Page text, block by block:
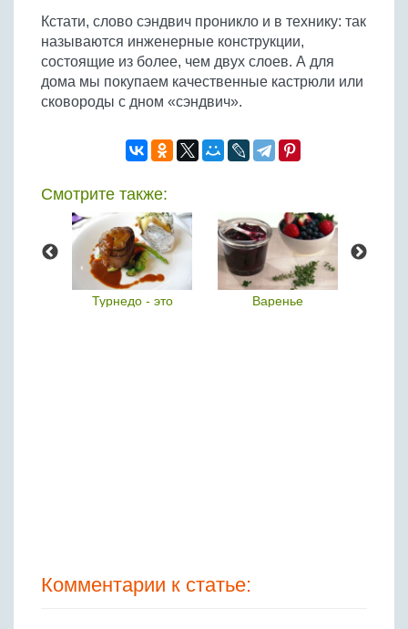
Кстати, слово сэндвич проникло и в технику: так
называются инженерные конструкции,
состоящие из более, чем двух слоев. А для
дома мы покупаем качественные кастрюли или
сковороды с дном «сэндвич».
Смотрите также:
Турнедо - это Варенье
Комментарии к статье: